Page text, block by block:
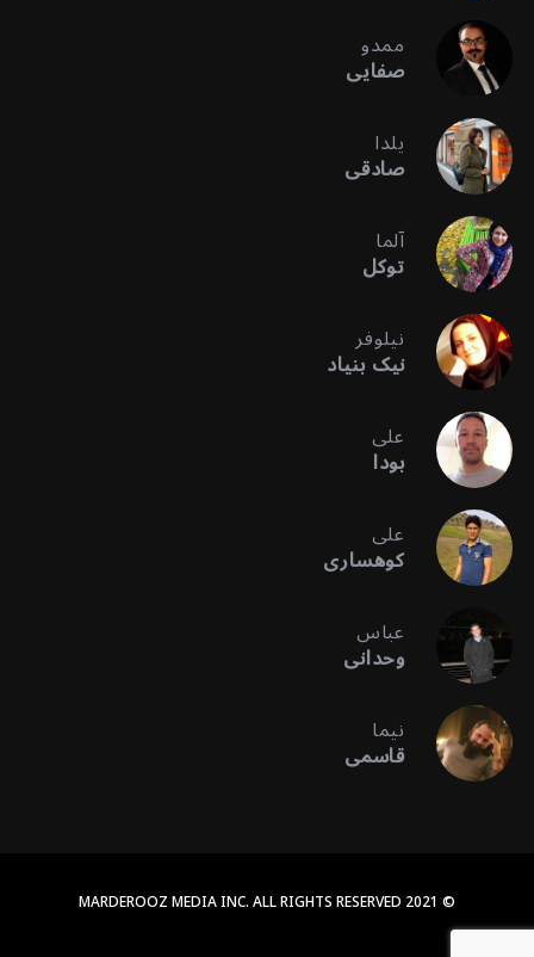
ممدو
صفایی
یلدا
صادقی
آلما
توکل
نیلوفر
نیک بنیاد
علی
بودا
علی
کوهساری
عباس
وحدانی
نیما
قاسمی
© 2021 MARDEROOZ MEDIA INC. ALL RIGHTS RESERVED